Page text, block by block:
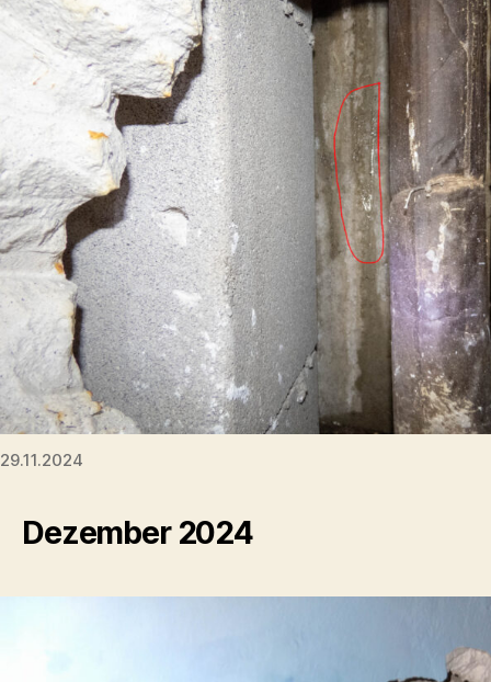
29.11.2024
Dezember 2024